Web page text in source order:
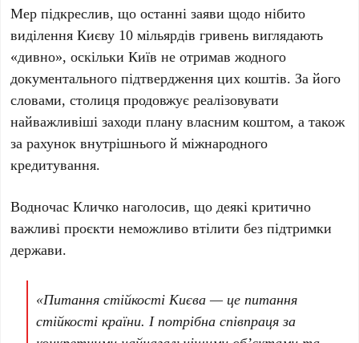
Мер підкреслив, що останні заяви щодо нібито
виділення Києву 10 мільярдів гривень виглядають
«дивно», оскільки Київ не отримав жодного
документального підтвердження цих коштів. За його
словами, столиця продовжує реалізовувати
найважливіші заходи плану власним коштом, а також
за рахунок внутрішнього й міжнародного
кредитування.
ВодночасКличко наголосив, що деякі критично
важливі проєкти неможливо втілити без підтримки
держави.
«Питання стійкості Києва — це питання
стійкості країни. І потрібна співпраця за